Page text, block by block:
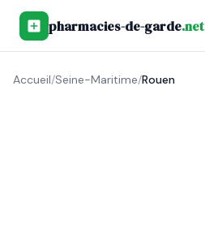
pharmacies-de-garde.net
Accueil/Seine-Maritime/Rouen